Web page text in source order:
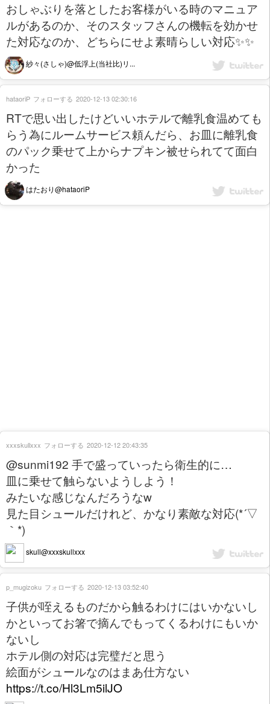
おしゃぶりを落としたお客様がいる時のマニュア
ルがあるのか、そのスタッフさんの機転を効かせ
た対応なのか、どちらにせよ素晴らしい対応✨✨
紗々(さしゃ)@低浮上(当社比)リ...
RTで思い出したけどいいホテルで離乳食温めても
らう為にルームサービス頼んだら、お皿に離乳食
のパック乗せて上からナプキン被せられてて面白
かった
はたおり@hataoriP
hataoriP フォローする 2020-12-13 02:30:16
@sunmi192 手で盛っていったら衛生的に…
皿に乗せて触らないようしよう！
みたいな感じなんだろうなw
見た目シュールだけれど、かなり素敵な対応(*´▽
｀*)
skull@xxxskullxxx
xxxskullxxx フォローする 2020-12-12 20:43:35
子供が咥えるものだから触るわけにはいかないし
かといってお箸で摘んでもってくるわけにもいか
ないし
ホテル側の対応は完璧だと思う
絵面がシュールなのはまあ仕方ない
https://t.co/Hl3Lm5ilJO
p_mugizoku フォローする 2020-12-13 03:52:40